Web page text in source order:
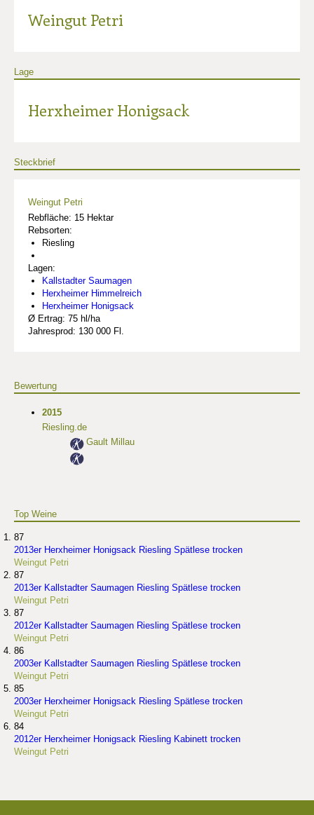
Weingut Petri
Lage
Herxheimer Honigsack
Steckbrief
Weingut Petri
Rebfläche: 15 Hektar
Rebsorten:
Riesling
Lagen:
Kallstadter Saumagen
Herxheimer Himmelreich
Herxheimer Honigsack
Ø Ertrag: 75 hl/ha
Jahresprod: 130 000 Fl.
Bewertung
2015
Riesling.de
Gault Millau
Top Weine
87
2013er Herxheimer Honigsack Riesling Spätlese trocken
Weingut Petri
87
2013er Kallstadter Saumagen Riesling Spätlese trocken
Weingut Petri
87
2012er Kallstadter Saumagen Riesling Spätlese trocken
Weingut Petri
86
2003er Kallstadter Saumagen Riesling Spätlese trocken
Weingut Petri
85
2003er Herxheimer Honigsack Riesling Spätlese trocken
Weingut Petri
84
2012er Herxheimer Honigsack Riesling Kabinett trocken
Weingut Petri